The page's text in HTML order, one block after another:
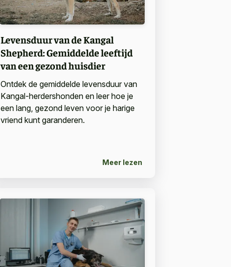
Levensduur van de Kangal
Shepherd: Gemiddelde leeftijd
van een gezond huisdier
Ontdek de gemiddelde levensduur van
Kangal-herdershonden en leer hoe je
een lang, gezond leven voor je harige
vriend kunt garanderen.
Meer lezen